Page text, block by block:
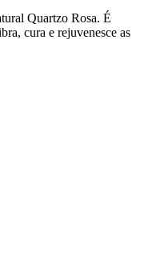
Quartzo Rosa. É
cura e rejuvenesce as